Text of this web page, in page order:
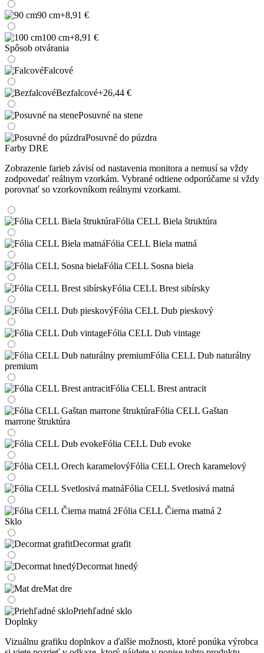
90 cm+8,91 €
100 cm+8,91 €
Spôsob otvárania
Falcové
Bezfalcové+26,44 €
Posuvné na stene
Posuvné do púzdra
Farby DRE
Zobrazenie farieb závisí od nastavenia monitora a nemusí sa vždy
zodpovedať reálnym vzorkám. Vybrané odtiene odporúčame si vždy
porovnať so vzorkovníkom reálnymi vzorkami.
Fólia CELL Biela štruktúra
Fólia CELL Biela matná
Fólia CELL Sosna biela
Fólia CELL Brest sibírsky
Fólia CELL Dub pieskový
Fólia CELL Dub vintage
Fólia CELL Dub naturálny
premium
Fólia CELL Brest antracit
Fólia CELL Gaštan
marrone štruktúra
Fólia CELL Dub evoke
Fólia CELL Orech karamelový
Fólia CELL Svetlosivá matná
Fólia CELL Čierna matná 2
Sklo
Decormat grafit
Decormat hnedý
Mat dre
Priehľadné sklo
Doplnky
Vizuálnu grafiku doplnkov a ďalšie možnosti, ktoré ponúka výrobca